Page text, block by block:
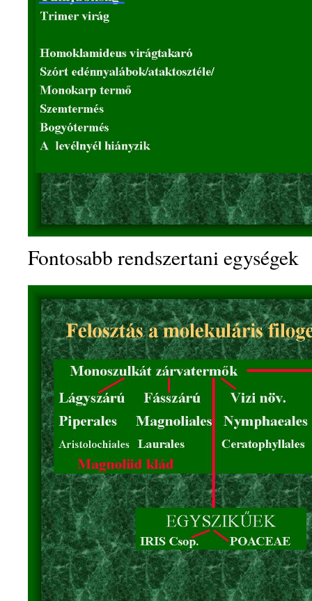
Fontosabb rendszertani egységek